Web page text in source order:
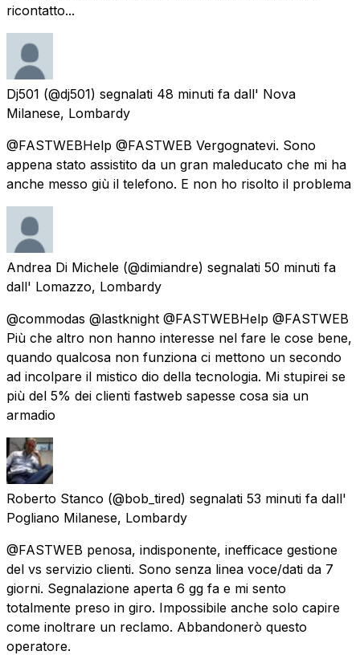
ricontatto...
Dj501 (@dj501) segnalati 48 minuti fa dall' Nova
Milanese, Lombardy
@FASTWEBHelp @FASTWEB Vergognatevi. Sono
appena stato assistito da un gran maleducato che mi ha
anche messo giù il telefono. E non ho risolto il problema
Andrea Di Michele (@dimiandre) segnalati 50 minuti fa
dall' Lomazzo, Lombardy
@commodas @lastknight @FASTWEBHelp @FASTWEB
Più che altro non hanno interesse nel fare le cose bene,
quando qualcosa non funziona ci mettono un secondo
ad incolpare il mistico dio della tecnologia. Mi stupirei se
più del 5% dei clienti fastweb sapesse cosa sia un
armadio
Roberto Stanco (@bob_tired) segnalati 53 minuti fa dall'
Pogliano Milanese, Lombardy
@FASTWEB penosa, indisponente, inefficace gestione
del vs servizio clienti. Sono senza linea voce/dati da 7
giorni. Segnalazione aperta 6 gg fa e mi sento
totalmente preso in giro. Impossibile anche solo capire
come inoltrare un reclamo. Abbandonerò questo
operatore.